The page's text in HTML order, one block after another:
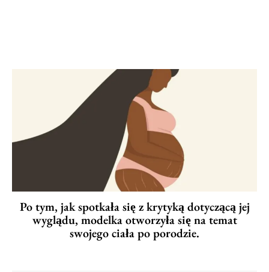
Po tym, jak spotkała się z krytyką dotyczącą jej
wyglądu, modelka otworzyła się na temat
swojego ciała po porodzie.